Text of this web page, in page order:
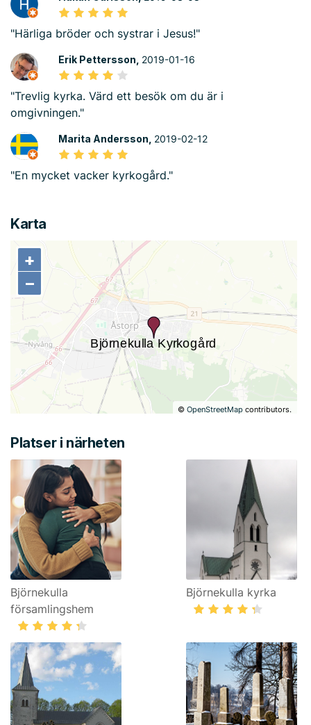
"Härliga bröder och systrar i Jesus!"
Erik Pettersson, 2019-01-16
"Trevlig kyrka. Värd ett besök om du är i
omgivningen."
Marita Andersson, 2019-02-12
"En mycket vacker kyrkogård."
Karta
+
−
©OpenStreetMap contributors.
+
−
Platser i närheten
Björnekulla
församlingshem
Björnekulla kyrka